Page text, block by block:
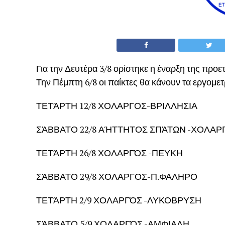
Για την Δευτέρα 3/8 ορίστηκε η έναρξη της
Την Πέμπτη 6/8 οι παίκτες θα κάνουν τα
ΤΕΤΆΡΤΗ 12/8 ΧΟΛΑΡΓΟΣ-ΒΡΙΛΛΗΣΙΑ
ΣΆΒΒΑΤΟ 22/8 ΑΉΤΤΗΤΟΣ ΣΠΆΤΩΝ -
ΤΕΤΆΡΤΗ 26/8 ΧΟΛΑΡΓΌΣ -ΠΕΥΚΗ
ΣΆΒΒΑΤΟ 29/8 ΧΟΛΑΡΓΟΣ-Π.ΦΑΛΗΡΟ
ΤΕΤΆΡΤΗ 2/9 ΧΟΛΑΡΓΌΣ -ΛΥΚΟΒΡΥΣΗ